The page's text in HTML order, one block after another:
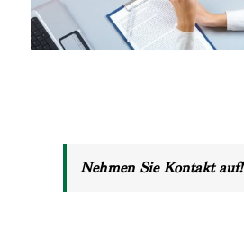
Nehmen Sie Kontakt auf!